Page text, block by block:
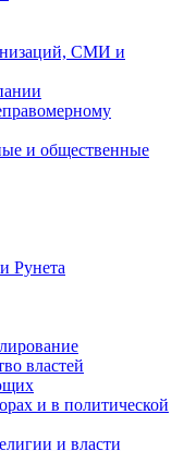
СМИ и
и общественные
Рунета
властей
и в политической
и власти